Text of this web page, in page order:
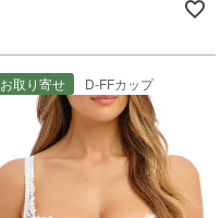
お取り寄せ D-FFカップ